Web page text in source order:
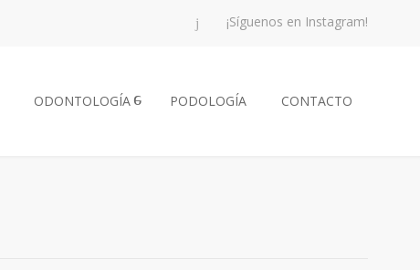
¡Síguenos en Instagram!
ODONTOLOGÍA PODOLOGÍA CONTACTO